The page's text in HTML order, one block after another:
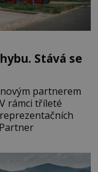
Stává se
partnerem
rámci tříleté